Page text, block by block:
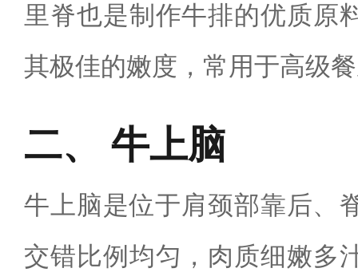
里脊也是制作牛排的优质原
其极佳的嫩度，常用于高级
牛上脑
牛上脑是位于肩颈部靠后、
交错比例均匀，肉质细嫩多